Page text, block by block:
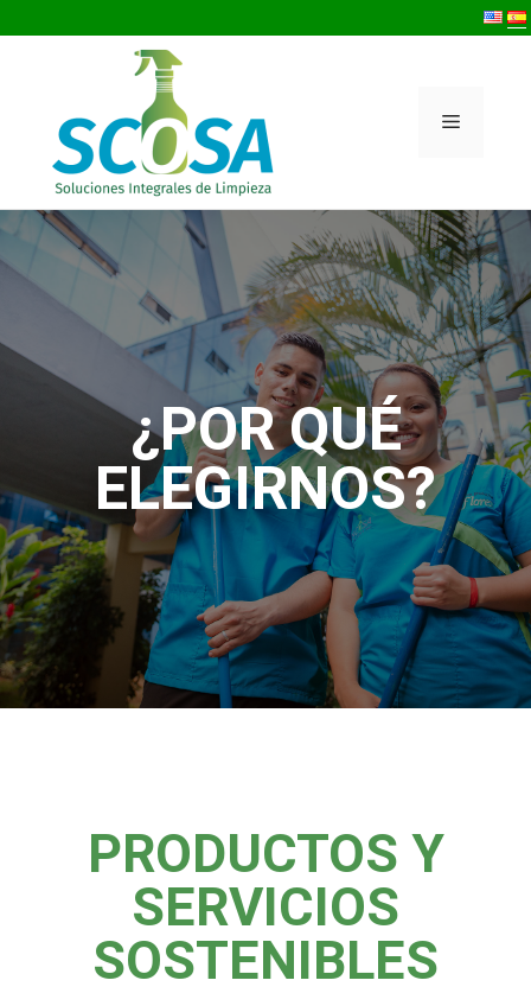
¿POR QUÉ
ELEGIRNOS?
PRODUCTOS Y
SERVICIOS
SOSTENIBLES